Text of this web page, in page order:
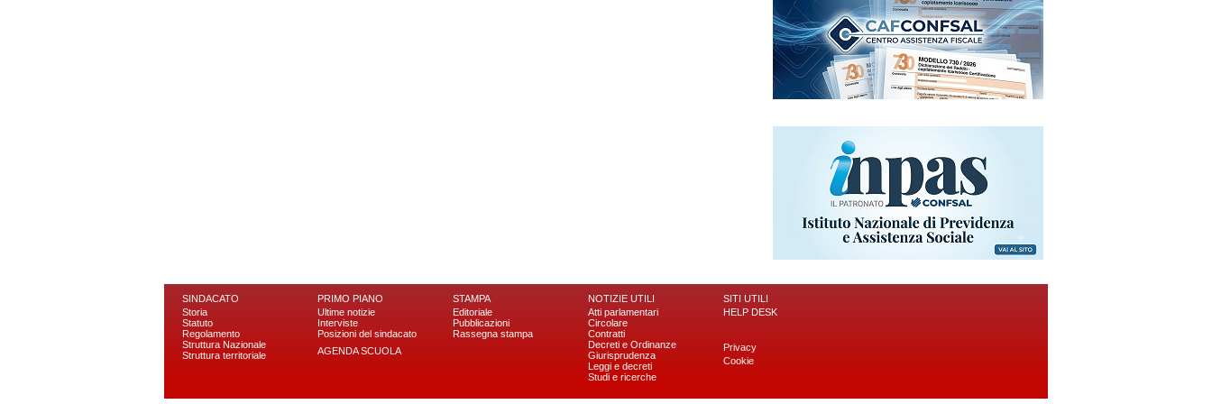
SINDACATO
Storia
Statuto
Regolamento
Struttura Nazionale
Struttura territoriale
PRIMO PIANO
Ultime notizie
Interviste
Posizioni del sindacato
AGENDA SCUOLA
STAMPA
Editoriale
Pubblicazioni
Rassegna stampa
NOTIZIE UTILI
Atti parlamentari
Circolare
Contratti
Decreti e Ordinanze
Giurisprudenza
Leggi e decreti
Studi e ricerche
SITI UTILI
HELP DESK
Privacy
Cookie